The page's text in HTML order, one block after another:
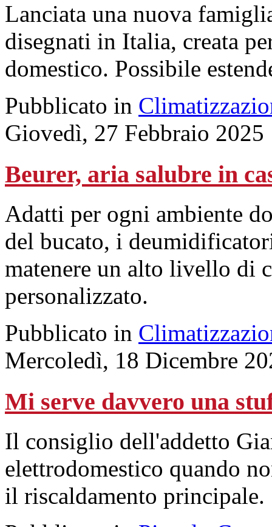
Lanciata una nuova
disegnati in Italia, creata
domestico. Possibile
Pubblicato in
Giovedì, 27 Febbraio 2025
Beurer, aria salubre in
Adatti per ogni ambiente
del bucato, i
matenere un alto livello di
personalizzato.
Pubblicato in
Mercoledì, 18 Dicembre
Mi serve davvero una
Il consiglio dell'addetto
elettrodomestico quando
il riscaldamento principale.